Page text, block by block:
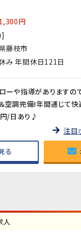
円
藤枝市
み 年間休日121日
/日あり♪
注目
る
人